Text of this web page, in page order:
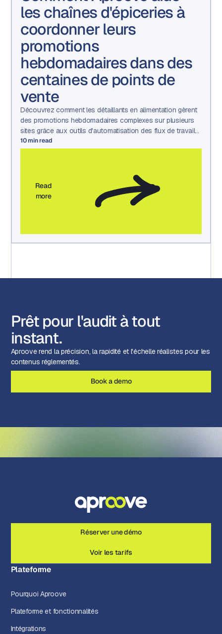
les chaînes d'épiceries à
coordonner leurs
promotions
hebdomadaires dans des
centaines de points de
vente
Découvrez comment les détaillants en alimentation gèrent
des promotions hebdomadaires complexes sur plusieurs
sites grâce aux outils d'automatisation des flux de travail
marketing, de gestion des actifs et d'approbation
d'Aproove.
10min read
Read
more
Prêt pour l'audit à tout
instant.
Aproove rend la précision, la rapidité et l'échelle réalistes pour les
contenus réglementés.
Book a demo
Réserver une démo
Voir les tarifs
Plateforme
Pourquoi Aproove
Plateforme et fonctionnalités
Intégrations